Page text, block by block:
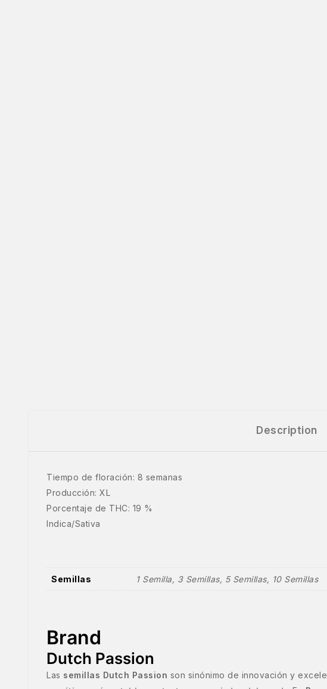
Description
Tiempo de floración: 8 semanas
Producción: XL
Porcentaje de THC: 19 %
Indica/Sativa
Semillas 1 Semilla, 3 Semillas, 5 Semillas, 10 Semillas
Brand
Dutch Passion
Las semillas Dutch Passion son sinónimo de innovación y